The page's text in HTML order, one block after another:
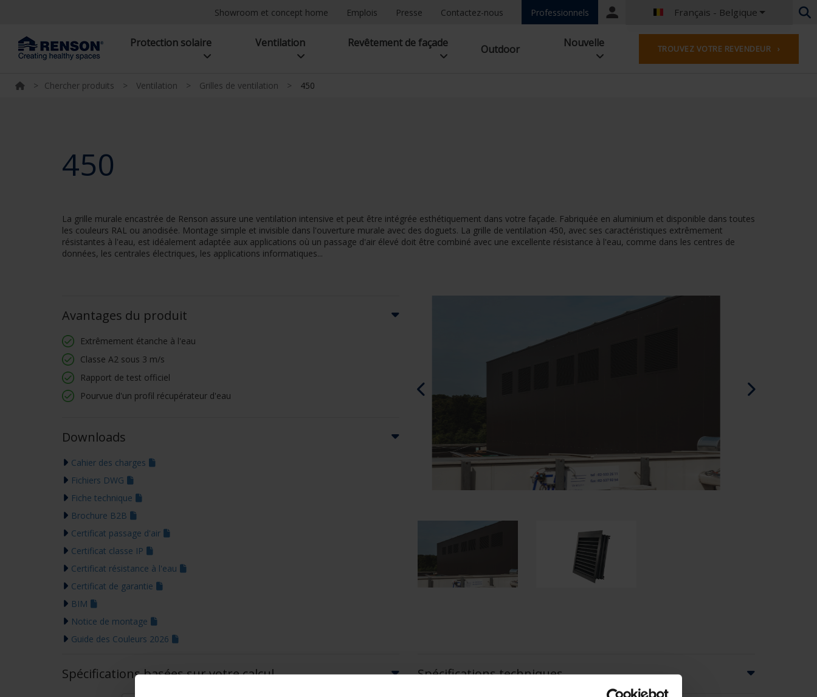
Showroom et concept home Emplois Presse Contactez-nous Professionnels
Portal
Français - Belgique
Néerlandais - Belgique
Français - Belgique
Néerlandais - Pays-Bas
Tchèque - République Tchèque
Hongrois - Hongrie
Danois - Danemark
Protection solaire Ventilation Revêtement de façade Outdoor Nouvelle TROUVEZ VOTRE REVENDEUR ›
> Chercher produits > Ventilation > Grilles de ventilation > 450
450
La grille murale encastrée de Renson assure une ventilation intensive et peut être intégrée esthétiquement dans votre façade. Fabriquée en aluminium et disponible dans toutes
les couleurs RAL ou anodisée. Montage simple et invisible dans l'ouverture murale avec des doguets. La grille de ventilation 450, avec ses caractéristiques extrêmement
résistantes à l'eau, est idéalement adaptée aux applications où un passage d'air élevé doit être combiné avec une excellente résistance à l'eau, comme dans les centres de
données, les centrales électriques, les applications informatiques...
Avantages du produit
Extrêmement étanche à l'eau
Classe A2 sous 3 m/s
Rapport de test officiel
Pourvue d'un profil récupérateur d'eau
Downloads
Cahier des charges
Fichiers DWG
Fiche technique
Brochure B2B
Certificat passage d'air
Certificat classe IP
Certificat résistance à l'eau
Certificat de garantie
BIM
Notice de montage
Guide des Couleurs 2026
Spécifications basées sur votre calcul Spécifications techniques